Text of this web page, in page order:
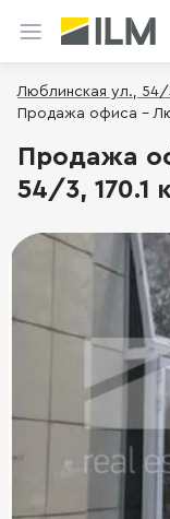
Люблинская ул., 54/
Продажа офиса -
Продажа
54/3, 170.1